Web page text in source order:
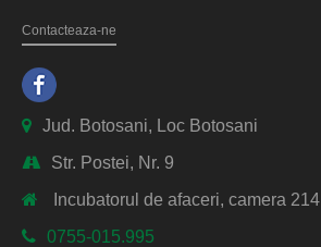
Contacteaza-ne
Jud. Botosani, Loc Botosani
Str. Postei, Nr. 9
Incubatorul de afaceri, camera 214
0755-015.995